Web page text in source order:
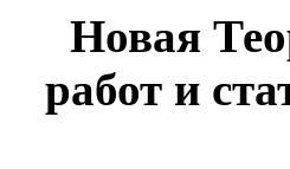
Новая
работ и